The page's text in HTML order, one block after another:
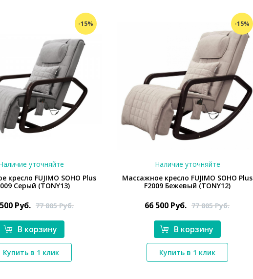
-15%
*}
уточняйте
кресло FUJIMO SOHO Plus
Серый (TONY13)
Руб. 77 805Руб.
В корзину
Купить в 1 клик
-15%
*}
Наличие уточняйте
Массажное кресло FUJIMO SOHO Plus
F2009 Бежевый (TONY12)
66 500 Руб. 77 805Руб.
В корзину
Купить в 1 клик